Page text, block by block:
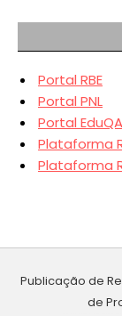
Portal RBE
Portal PNL
Portal EduQA
Plataforma
Plataforma
Publicação de
de